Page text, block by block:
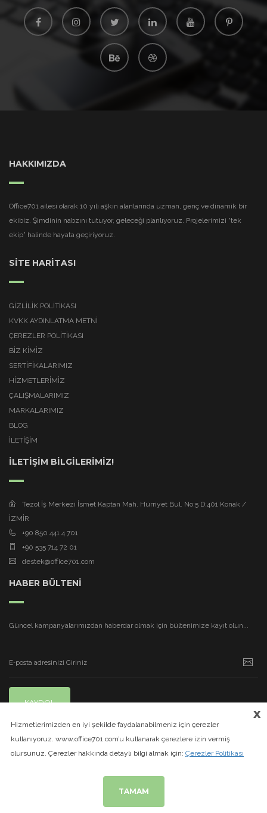
HAKKIMIZDA
Office701 ailesi olarak 10 yılı aşkın alanlarında uzman, genç ve dinamik bir
ekibiz. Şimdinin nabzını tutuyor, geleceği planlıyoruz. Projelerimizi “tek
ekip” halinde hayata geçiriyoruz.
SİTE HARİTASI
GIZLILIK POLITIKASI
KVKK AYDINLATMA METNI
ÇEREZLER POLITIKASI
BİZ KİMİZ
SERTİFİKALARIMIZ
HİZMETLERİMİZ
ÇALIŞMALARIMIZ
MARKALARIMIZ
BLOG
İLETİŞİM
İLETİŞİM BİLGİLERİMİZ!
Tezol İş Merkezi İsmet Kaptan Mah. Hürriyet Bul. No:5 D:401 Konak /
İZMİR
+90 850 441 4 701
+90 535 714 72 01
destek@office701.com
HABER BÜLTENİ
Güncel kampanyalarımızdan haberdar olmak için bültenimize kayıt olun...
KAYDOL
www.office701.com| Tüm Hakları Saklıdır.
x
Hizmetlerimizden en iyi şekilde faydalanabilmeniz için çerezler
kullanıyoruz. www.office701.com’u kullanarak çerezlere izin vermiş
olursunuz. Çerezler hakkında detaylı bilgi almak için: Çerezler Politikası
TAMAM